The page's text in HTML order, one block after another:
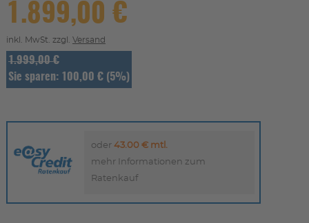
1.899,00 €
inkl. MwSt. zzgl. Versand
1.999,00 €
Sie sparen: 100,00 € (5%)
oder43.00 € mtl.
mehr Informationen zum
Ratenkauf